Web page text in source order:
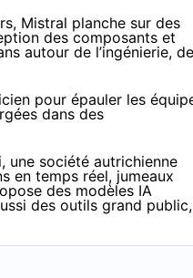
Mistral planche sur des
des composants et
autour de l’ingénierie,
pour épauler les
dans des
une société autrichienne
en temps réel, jumeaux
des modèles IA
des outils grand public,